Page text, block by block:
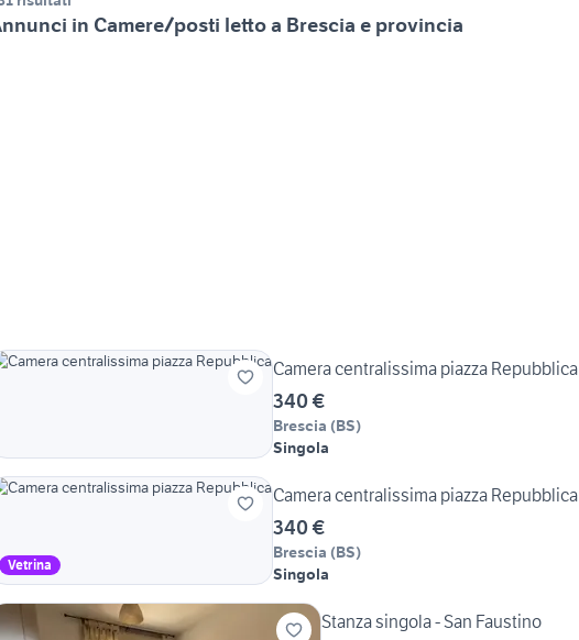
in Camere/posti letto a Brescia e provincia
Camera centralissima piazza Repubblica
340 €
Brescia (BS)
Singola
Vetrina
Camera centralissima piazza Repubblica
340 €
Brescia (BS)
Singola
Stanza singola - San Faustino